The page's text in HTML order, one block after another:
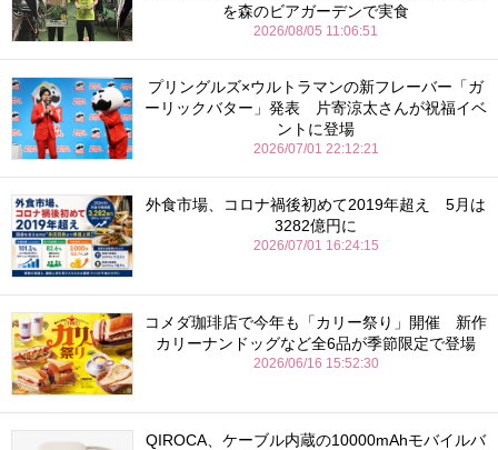
を森のビアガーデンで実食
2026/08/05 11:06:51
プリングルズ×ウルトラマンの新フレーバー「ガ
ーリックバター」発表 片寄涼太さんが祝福イベ
ントに登場
2026/07/01 22:12:21
外食市場、コロナ禍後初めて2019年超え 5月は
3282億円に
2026/07/01 16:24:15
コメダ珈琲店で今年も「カリー祭り」開催 新作
カリーナンドッグなど全6品が季節限定で登場
2026/06/16 15:52:30
QIROCA、ケーブル内蔵の10000mAhモバイルバ